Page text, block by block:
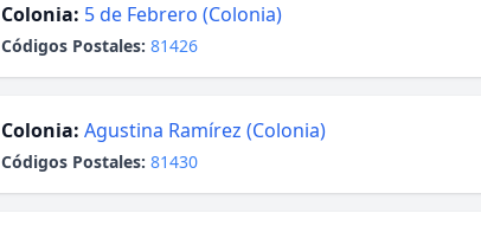
Colonia: 5 de Febrero (Colonia)
Códigos Postales: 81426
Colonia: Agustina Ramírez (Colonia)
Códigos Postales: 81430